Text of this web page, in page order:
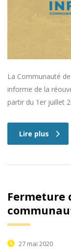
La Communauté
informe de la
partir du 1er juillet
Lire plus
Fermeture
27 mai 2020